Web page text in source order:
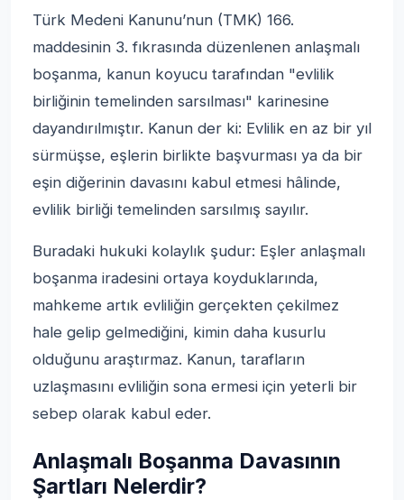
Türk Medeni Kanunu’nun (TMK) 166.
maddesinin 3. fıkrasında düzenlenen anlaşmalı
boşanma, kanun koyucu tarafından "evlilik
birliğinin temelinden sarsılması" karinesine
dayandırılmıştır. Kanun der ki: Evlilik en az bir yıl
sürmüşse, eşlerin birlikte başvurması ya da bir
eşin diğerinin davasını kabul etmesi hâlinde,
evlilik birliği temelinden sarsılmış sayılır.
Buradaki hukuki kolaylık şudur: Eşler anlaşmalı
boşanma iradesini ortaya koyduklarında,
mahkeme artık evliliğin gerçekten çekilmez
hale gelip gelmediğini, kimin daha kusurlu
olduğunu araştırmaz. Kanun, tarafların
uzlaşmasını evliliğin sona ermesi için yeterli bir
sebep olarak kabul eder.
Anlaşmalı Boşanma Davasının
Şartları Nelerdir?